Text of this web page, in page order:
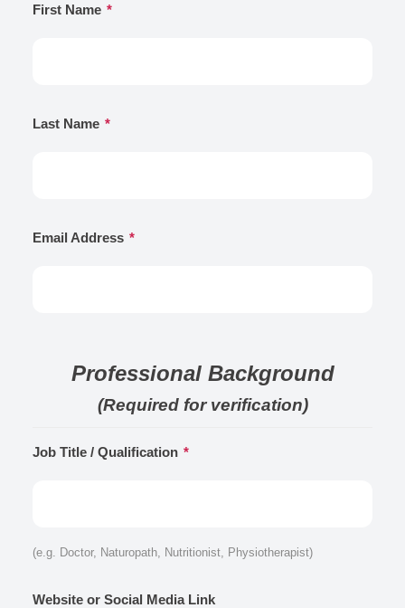
First Name *
Last Name *
Email Address *
Professional Background
(Required for verification)
Job Title / Qualification *
(e.g. Doctor, Naturopath, Nutritionist, Physiotherapist)
Website or Social Media Link